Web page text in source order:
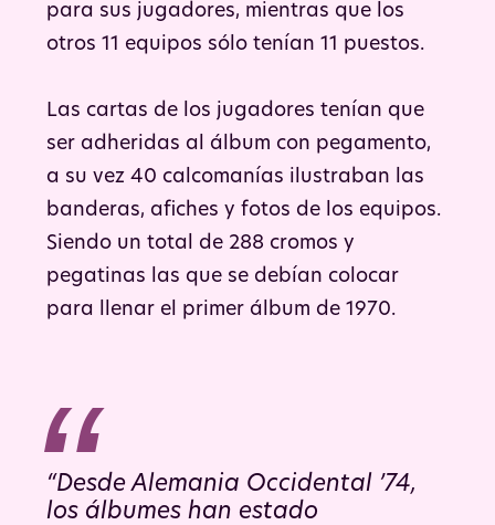
para sus jugadores, mientras que los
otros 11 equipos sólo tenían 11 puestos.
Las cartas de los jugadores tenían que
ser adheridas al álbum con pegamento,
a su vez 40 calcomanías ilustraban las
banderas, afiches y fotos de los equipos.
Siendo un total de 288 cromos y
pegatinas las que se debían colocar
para llenar el primer álbum de 1970.
“Desde Alemania Occidental ’74,
los álbumes han estado